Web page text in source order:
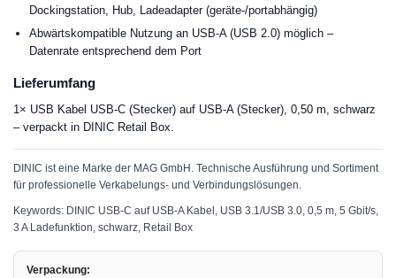
Dockingstation, Hub, Ladeadapter (geräte-/portabhängig)
Abwärtskompatible Nutzung an USB-A (USB 2.0) möglich –
Datenrate entsprechend dem Port
Lieferumfang
1× USB Kabel USB-C (Stecker) auf USB-A (Stecker), 0,50 m, schwarz
– verpackt in DINIC Retail Box.
DINIC ist eine Marke der MAG GmbH. Technische Ausführung und Sortiment
für professionelle Verkabelungs- und Verbindungslösungen.
Keywords: DINIC USB-C auf USB-A Kabel, USB 3.1/USB 3.0, 0,5 m, 5 Gbit/s,
3 A Ladefunktion, schwarz, Retail Box
Verpackung: